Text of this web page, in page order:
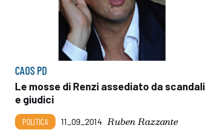
CAOS PD
Le mosse di Renzi assediato da scandali
e giudici
POLITICA 11_09_2014 Ruben Razzante